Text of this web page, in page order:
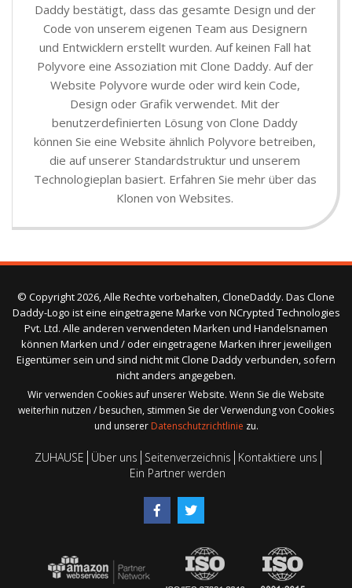
Daddy bestätigt, dass das gesamte Design und der
Code von unserem eigenen Team aus Designern
und Entwicklern erstellt wurden. Auf keinen Fall hat
Polyvore eine Assoziation mit Clone Daddy. Auf der
Website Polyvore wurde oder wird kein Code,
Design oder Grafik verwendet. Mit der
benutzerdefinierten Lösung von Clone Daddy
können Sie eine Website ähnlich Polyvore betreiben,
die auf unserer Standardstruktur und unserem
Technologieplan basiert. Erfahren Sie mehr über das
Klonen von Websites.
© Copyright 2026, Alle Rechte vorbehalten, CloneDaddy. Das Clone
Daddy-Logo ist eine eingetragene Marke von NCrypted Technologies
Pvt. Ltd. Alle anderen verwendeten Marken und Handelsnamen
können Marken und / oder eingetragene Marken ihrer jeweiligen
Eigentümer sein und sind nicht mit Clone Daddy verbunden, sofern
nicht anders angegeben.
Wir verwenden Cookies auf unserer Website. Wenn Sie die Website
weiterhin nutzen / besuchen, stimmen Sie der Verwendung von Cookies
und unserer Datenschutzrichtlinie zu.
ZUHAUSE Über uns Seitenverzeichnis Kontaktiere uns
Ein Partner werden